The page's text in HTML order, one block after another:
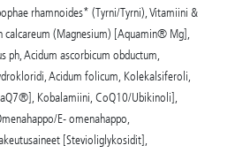
rhamnoides* (Tyrni/Tyrni), Vitamiini &
(Magnesium) [Aquamin® Mg],
ph, Acidum ascorbicum obductum,
Acidum folicum, Kolekalsiferoli,
Kobalamiini, CoQ10/Ubikinoli],
E- omenahappo,
[Stevioliglykosidit],